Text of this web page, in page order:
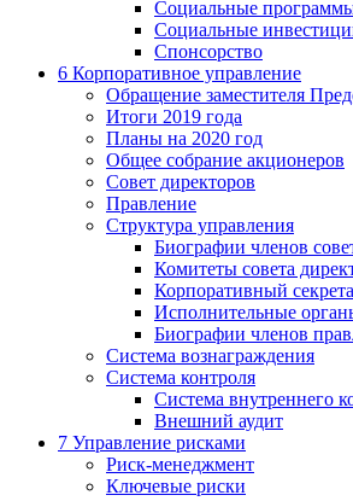
Социальные
Социальные
Спонсорство
6 Корпоративное управление
Обращение заместителя
Итоги 2019 года
Планы на 2020 год
Общее собрание акционеров
Совет директоров
Правление
Структура управления
Биографии членов
Комитеты совета
Корпоративный
Исполнительные
Биографии членов
Система вознаграждения
Система контроля
Система внутреннего
Внешний аудит
7 Управление рисками
Риск-менеджмент
Ключевые риски